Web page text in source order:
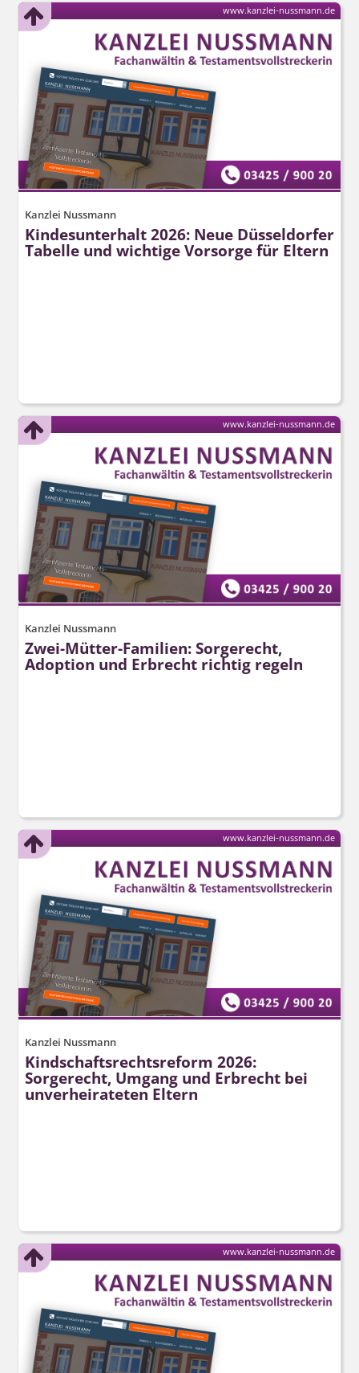
Kanzlei Nussmann
Kindesunterhalt 2026: Neue Düsseldorfer
Tabelle und wichtige Vorsorge für Eltern
www.kanzlei-nussmann.de
Kanzlei Nussmann
Zwei-Mütter-Familien: Sorgerecht,
Adoption und Erbrecht richtig regeln
www.kanzlei-nussmann.de
Kanzlei Nussmann
Kindschafts­rechtsreform 2026:
Sorgerecht, Umgang und Erbrecht bei
unverheirateten Eltern
www.kanzlei-nussmann.de
www.kanzlei-nussmann.de